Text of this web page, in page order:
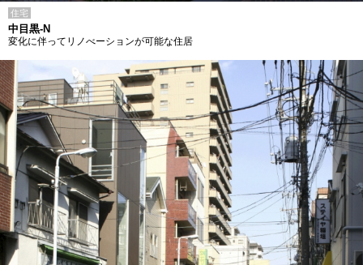
住宅
中目黒-N
変化に伴ってリノべーションが可能な住居